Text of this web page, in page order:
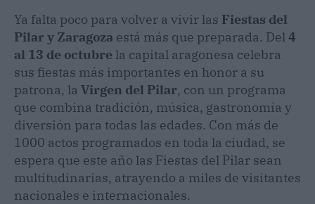
Ya falta poco para volver a vivir las Fiestas del
Pilar y Zaragoza está más que preparada. Del4
al 13 de octubre la capital aragonesa celebra
sus fiestas más importantes en honor a su
patrona, la Virgen del Pilar, con un programa
que combina tradición, música, gastronomía y
diversión para todas las edades. Con más de
1000 actos programados en toda la ciudad, se
espera que este año las Fiestas del Pilar sean
multitudinarias, atrayendo a miles de visitantes
nacionales e internacionales.